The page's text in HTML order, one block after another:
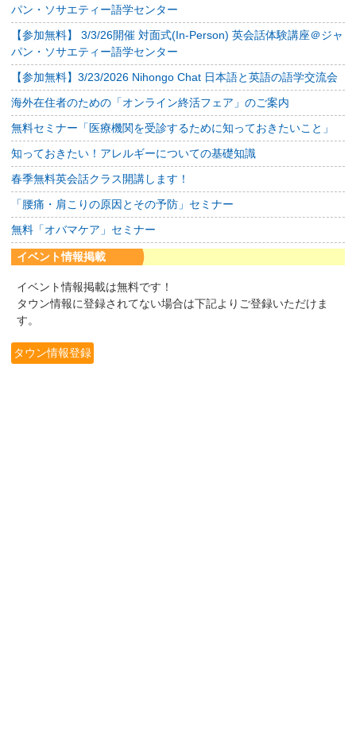
パン・ソサエティー語学センター
【参加無料】 3/3/26開催 対面式(In-Person) 英会話体験講座＠ジャ
パン・ソサエティー語学センター
【参加無料】3/23/2026 Nihongo Chat 日本語と英語の語学交流会
海外在住者のための「オンライン終活フェア」のご案内
無料セミナー「医療機関を受診するために知っておきたいこと」
知っておきたい！アレルギーについての基礎知識
春季無料英会話クラス開講します！
「腰痛・肩こりの原因とその予防」セミナー
無料「オバマケア」セミナー
イベント情報掲載
イベント情報掲載は無料です！
タウン情報に登録されてない場合は下記よりご登録いただけま
す。
タウン情報登録